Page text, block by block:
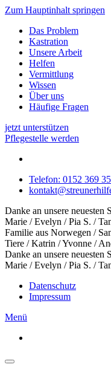
Zum Hauptinhalt springen
Das Problem
Kastration
Unsere Arbeit
Helfen
Vermittlung
Wissen
Über uns
Häufige Fragen
jetzt unterstützen
Pflegestelle werden
Telefon: 0152 369
Danke an unsere
Marie / Evelyn / Pia S. /
Familie aus Norwegen /
Tiere / Katrin / Yvonne /
Danke an unsere
Marie / Evelyn / Pia S. /
Datenschutz
Impressum
Menü